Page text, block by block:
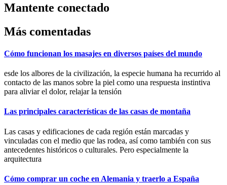
Mantente conectado
Más comentadas
Cómo funcionan los masajes en diversos países del mundo
esde los albores de la civilización, la especie humana ha recurrido al
contacto de las manos sobre la piel como una respuesta instintiva
para aliviar el dolor, relajar la tensión
Las principales características de las casas de montaña
Las casas y edificaciones de cada región están marcadas y
vinculadas con el medio que las rodea, así como también con sus
antecedentes históricos o culturales. Pero especialmente la
arquitectura
Cómo comprar un coche en Alemania y traerlo a España